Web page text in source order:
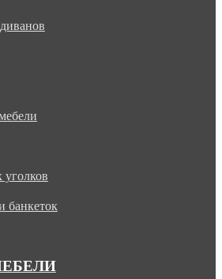
банкеток